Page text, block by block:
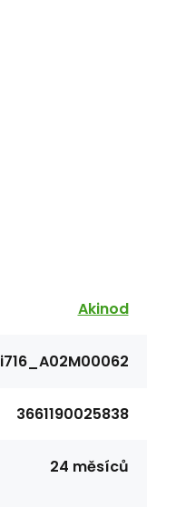
Akinod
i716_A02M00062
3661190025838
24 měsíců